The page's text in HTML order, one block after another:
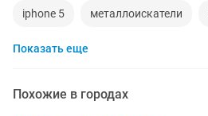
iphone 5 металлоискатели
игровой компьютер
Показать еще
Похожие в городах